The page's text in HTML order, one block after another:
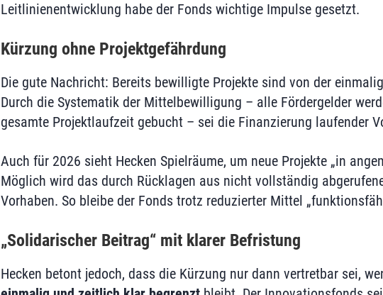
Leitlinienentwicklung habe der Fonds wichtige Impulse gesetzt.
Kürzung ohne Projektgefährdung
Die gute Nachricht: Bereits bewilligte Projekte sind von der
Durch die Systematik der Mittelbewilligung – alle Fördergelder
gesamte Projektlaufzeit gebucht – sei die Finanzierung laufender
Auch für 2026 sieht Hecken Spielräume, um neue Projekte „in
Möglich wird das durch Rücklagen aus nicht vollständig
Vorhaben. So bleibe der Fonds trotz reduzierter Mittel
„Solidarischer Beitrag“ mit klarer Befristung
Hecken betont jedoch, dass die Kürzung nur dann vertretbar sei,